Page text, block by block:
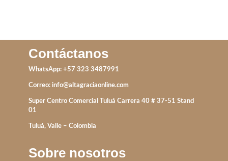
Contáctanos
WhatsApp: +57 323 3487991
Correo: info@altagraciaonline.com
Super Centro Comercial Tuluá Carrera 40 # 37-51 Stand
01
Tuluá, Valle – Colombia
Sobre nosotros